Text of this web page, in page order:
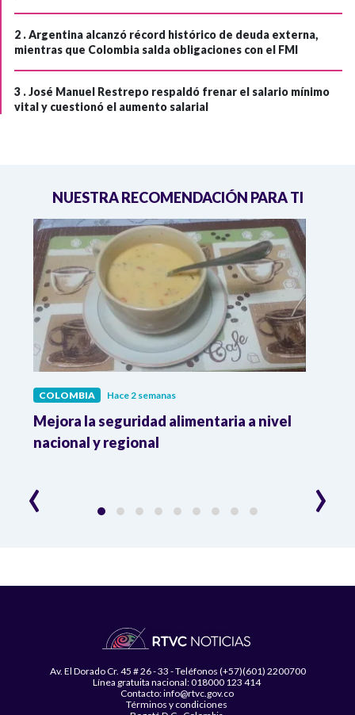
2 .Argentina alcanzó récord histórico de deuda externa,
mientras que Colombia salda obligaciones con el FMI
3 .José Manuel Restrepo respaldó frenar el salario mínimo
vital y cuestionó el aumento salarial
NUESTRA RECOMENDACIÓN PARA TI
COLOMBIA Hace 2 semanas
Mejora la seguridad alimentaria a nivel
nacional y regional
‹ ›
Av. El Dorado Cr. 45 # 26 - 33 - Teléfonos (+57)(601) 2200700
Línea gratuita nacional: 018000 123 414
Contacto: info@rtvc.gov.co
Términos y condiciones